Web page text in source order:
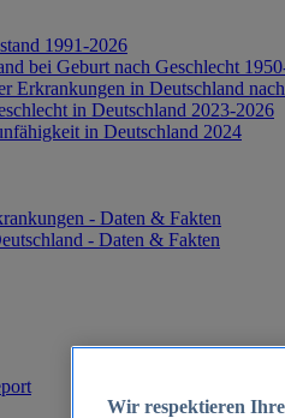
1991-2026
bei Geburt nach Geschlecht
Erkrankungen in Deutschland
in Deutschland 2023-2026
in Deutschland 2024
- Daten & Fakten
- Daten & Fakten
Wir respektieren